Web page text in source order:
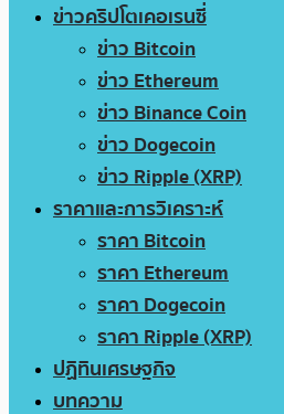
ข่าวคริปโตเคอเรนซี่
ข่าว Bitcoin
ข่าว Ethereum
ข่าว Binance Coin
ข่าว Dogecoin
ข่าว Ripple (XRP)
ราคาและการวิเคราะห์
ราคา Bitcoin
ราคา Ethereum
ราคา Dogecoin
ราคา Ripple (XRP)
ปฏิทินเศรษฐกิจ
บทความ